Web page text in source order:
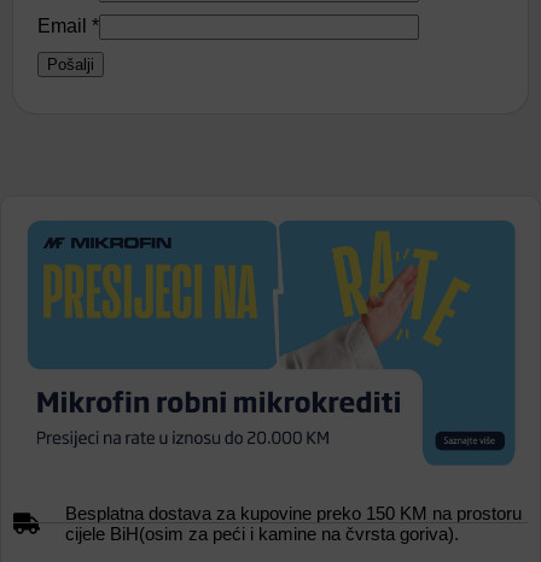
Email *
Besplatna dostava za kupovine preko 150 KM na prostoru
cijele BiH(osim za peći i kamine na čvrsta goriva).